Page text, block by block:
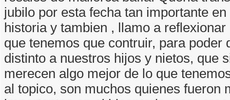
jubilo por esta fecha tan importante
historia y tambien , llamo a reflexionar
que tenemos que contruir, para poder
distinto a nuestros hijos y nietos, que
merecen algo mejor de lo que
al topico, son muchos quienes fueron